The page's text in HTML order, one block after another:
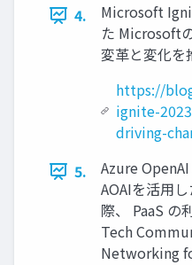
4.
Microsoft
た Microsoft
変革と変化を
https://
ignite-
driving-
5.
Azure
AOAIを活用
際、 PaaS の
Tech
Networking